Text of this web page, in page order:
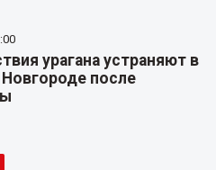
урагана устраняют в
после